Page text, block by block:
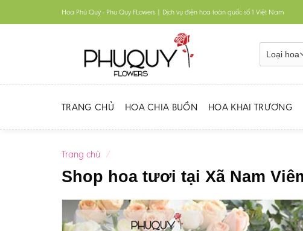
to
Hoa Phú Quý - Phu Quy FLowers | Dịch vụ điện hoa toàn quốc số 1 Việt Nam
TRANG CHỦ HOA CHIA BUỒN HOA KHAI TRƯƠNG
Trang chủ /
Shop hoa tươi tại Xã Nam